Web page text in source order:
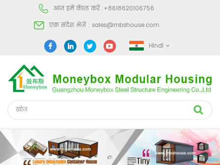
आज हमें कॅाल करें :+8618620106756
एक संदेश भेजें : sales@mbshouse.com
Hindi